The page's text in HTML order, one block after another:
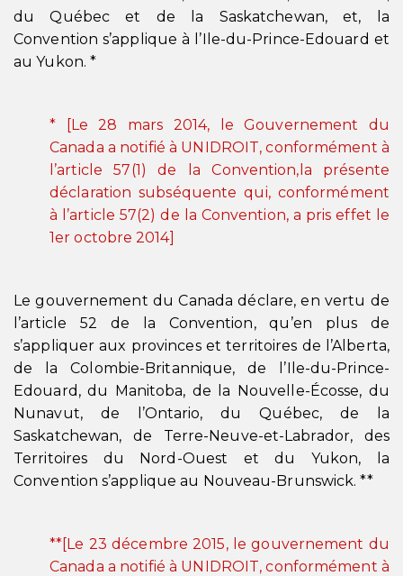
du Québec et de la Saskatchewan, et, la
Convention s’applique à l’Ile-du-Prince-Edouard et
au Yukon. *
* [Le 28 mars 2014, le Gouvernement du
Canada a notifié à UNIDROIT, conformément à
l’article 57(1) de la Convention,la présente
déclaration subséquente qui, conformément
à l’article 57(2) de la Convention, a pris effet le
1er octobre 2014]
Le gouvernement du Canada déclare, en vertu de
l’article 52 de la Convention, qu’en plus de
s’appliquer aux provinces et territoires de l’Alberta,
de la Colombie-Britannique, de l’Ile-du-Prince-
Edouard, du Manitoba, de la Nouvelle-Écosse, du
Nunavut, de l’Ontario, du Québec, de la
Saskatchewan, de Terre-Neuve-et-Labrador, des
Territoires du Nord-Ouest et du Yukon, la
Convention s’applique au Nouveau-Brunswick. **
**[Le 23 décembre 2015, le gouvernement du
Canada a notifié à UNIDROIT, conformément à